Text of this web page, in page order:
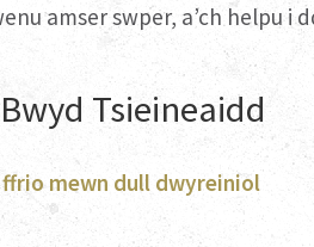
amser swper, a’ch helpu i
Tsieineaidd
ffrio mewn dull dwyreiniol